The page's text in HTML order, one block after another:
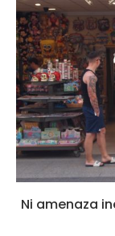
Ni amenaza